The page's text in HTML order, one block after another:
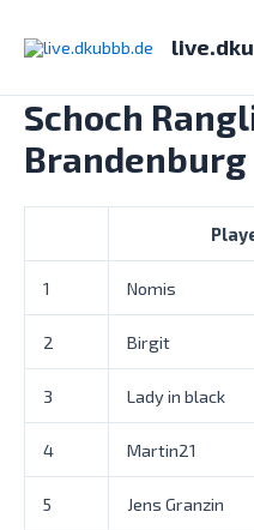
Inhalt
Schoch
Brandenburg
1 Nomis
2 Birgit
3 Lady in black
4 Martin21
5 Jens Granzin